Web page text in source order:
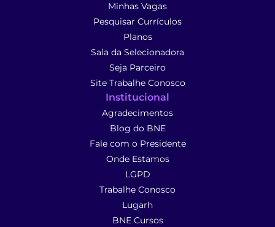
Minhas Vagas
Pesquisar Currículos
Planos
Sala da Selecionadora
Seja Parceiro
Site Trabalhe Conosco
Institucional
Agradecimentos
Blog do BNE
Fale com o Presidente
Onde Estamos
LGPD
Trabalhe Conosco
Lugarh
BNE Cursos